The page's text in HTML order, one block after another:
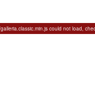
could not load,